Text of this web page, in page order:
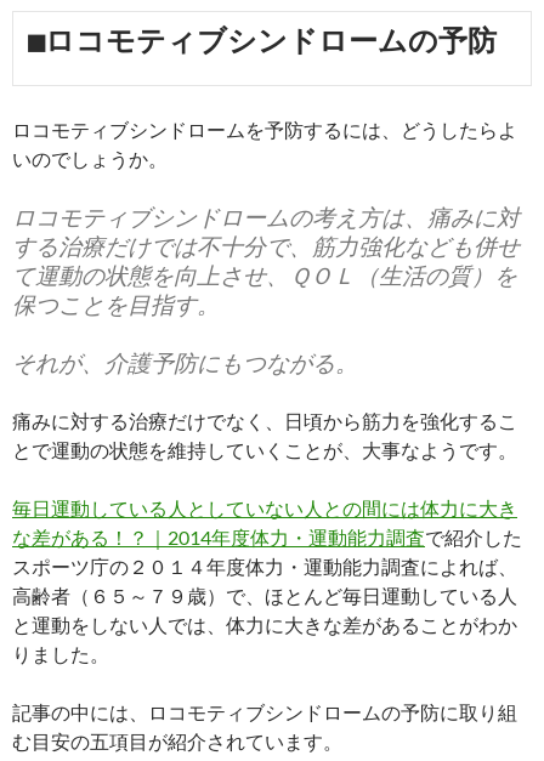
■ロコモティブシンドロームの予防
ロコモティブシンドロームを予防するには、どうしたらよ
いのでしょうか。
ロコモティブシンドロームの考え方は、痛みに対
する治療だけでは不十分で、筋力強化なども併せ
て運動の状態を向上させ、ＱＯＬ（生活の質）を
保つことを目指す。
それが、介護予防にもつながる。
痛みに対する治療だけでなく、日頃から筋力を強化するこ
とで運動の状態を維持していくことが、大事なようです。
毎日運動している人としていない人との間には体力に大き
な差がある！？｜2014年度体力・運動能力調査で紹介した
スポーツ庁の２０１４年度体力・運動能力調査によれば、
高齢者（６５～７９歳）で、ほとんど毎日運動している人
と運動をしない人では、体力に大きな差があることがわか
りました。
記事の中には、ロコモティブシンドロームの予防に取り組
む目安の五項目が紹介されています。